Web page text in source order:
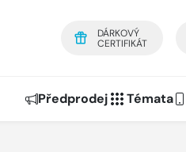
DÁRKOVÝ
CERTIFIKÁT
Předprodej Témata